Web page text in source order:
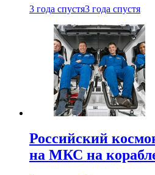
3 года спустя3 года спустя
Российский
на МКС на